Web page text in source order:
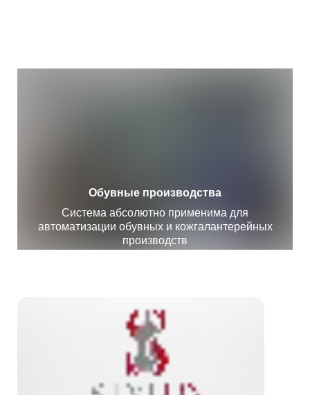
Обувные производства
Система абсолютно применима для
автоматизации обувных и кожгалантерейных
производств